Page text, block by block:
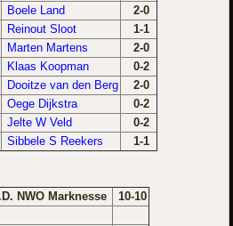
Boele Land
2-0
Reinout Sloot
1-1
Marten Martens
2-0
Klaas Koopman
0-2
Dooitze van den Berg
2-0
Oege Dijkstra
0-2
Jelte W Veld
0-2
Sibbele S Reekers 1-1
NWO Marknesse 10-10